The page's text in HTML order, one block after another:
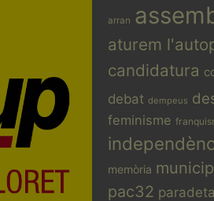
arran
aturem
candidatura
debat dempeus
feminisme
memòria
pac32 paradeta